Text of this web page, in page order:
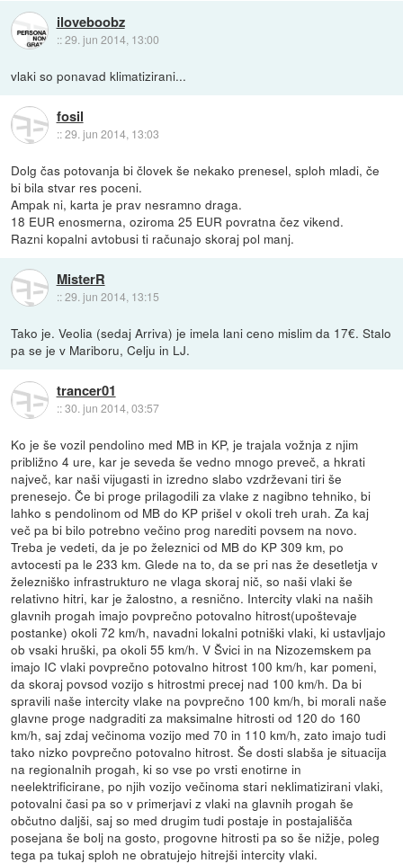
iloveboobz
::29. jun 2014, 13:00
vlaki so ponavad klimatizirani...
fosil
::29. jun 2014, 13:03
Dolg čas potovanja bi človek še nekako prenesel, sploh mladi, če
bi bila stvar res poceni.
Ampak ni, karta je prav nesramno draga.
18 EUR enosmerna, oziroma 25 EUR povratna čez vikend.
Razni kopalni avtobusi ti računajo skoraj pol manj.
MisterR
::29. jun 2014, 13:15
Tako je. Veolia (sedaj Arriva) je imela lani ceno mislim da 17€. Stalo
pa se je v Mariboru, Celju in LJ.
trancer01
::30. jun 2014, 03:57
Ko je še vozil pendolino med MB in KP, je trajala vožnja z njim
približno 4 ure, kar je seveda še vedno mnogo preveč, a hkrati
največ, kar naši vijugasti in izredno slabo vzdrževani tiri še
prenesejo. Če bi proge prilagodili za vlake z nagibno tehniko, bi
lahko s pendolinom od MB do KP prišel v okoli treh urah. Za kaj
več pa bi bilo potrebno večino prog narediti povsem na novo.
Treba je vedeti, da je po železnici od MB do KP 309 km, po
avtocesti pa le 233 km. Glede na to, da se pri nas že desetletja v
železniško infrastrukturo ne vlaga skoraj nič, so naši vlaki še
relativno hitri, kar je žalostno, a resnično. Intercity vlaki na naših
glavnih progah imajo povprečno potovalno hitrost(upoštevaje
postanke) okoli 72 km/h, navadni lokalni potniški vlaki, ki ustavljajo
ob vsaki hruški, pa okoli 55 km/h. V Švici in na Nizozemskem pa
imajo IC vlaki povprečno potovalno hitrost 100 km/h, kar pomeni,
da skoraj povsod vozijo s hitrostmi precej nad 100 km/h. Da bi
spravili naše intercity vlake na povprečno 100 km/h, bi morali naše
glavne proge nadgraditi za maksimalne hitrosti od 120 do 160
km/h, saj zdaj večinoma vozijo med 70 in 110 km/h, zato imajo tudi
tako nizko povprečno potovalno hitrost. Še dosti slabša je situacija
na regionalnih progah, ki so vse po vrsti enotirne in
neelektrificirane, po njih vozijo večinoma stari neklimatizirani vlaki,
potovalni časi pa so v primerjavi z vlaki na glavnih progah še
občutno daljši, saj so med drugim tudi postaje in postajališča
posejana še bolj na gosto, progovne hitrosti pa so še nižje, poleg
tega pa tukaj sploh ne obratujejo hitrejši intercity vlaki.